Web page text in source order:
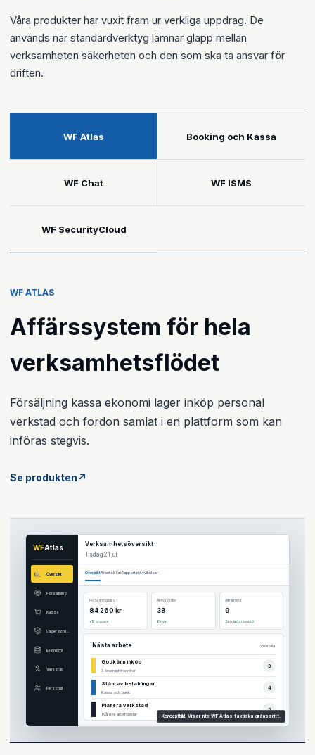
Våra produkter har vuxit fram ur verkliga uppdrag. De
används när standardverktyg lämnar glapp mellan
verksamheten säkerheten och den som ska ta ansvar för
driften.
WF Atlas Booking och Kassa
WF Chat WF ISMS
WF SecurityCloud
WF ATLAS
Affärssystem för hela
verksamhetsflödet
Försäljning kassa ekonomi lager inköp personal
verkstad och fordon samlat i en plattform som kan
införas stegvis.
Se produkten↗
WFAtlas
Översikt
Försäljning
Kassa
Ekonomi
Verkstad
Personal
Verksamhetsöversikt
Tisdag 21 juli
ÖversiktArbetsköerRapporterAvvikelser
Försäljning idag
84 260 kr
+12 procent
Aktiva order
38
6 nya
Att hantera
9
Samlad arbetskö
Nästa arbete Visa alla
Godkänn inköp
3 leverantörsordrar
3
Stäm av betalningar
Kassa och bank
4
Planera verkstad
Två nya arbetsorder
2
Konceptbild. Visar inte WF Atlas faktiska gränssnitt.